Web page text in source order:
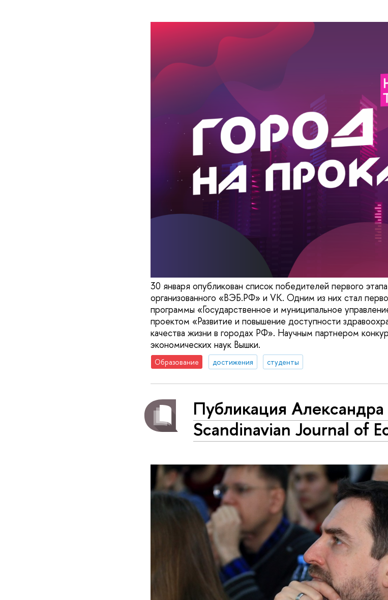
30 января опубликован список победителей первого
организованного «ВЭБ.РФ» и VK. Одним из них стал
программы «Государственное и муниципальное
проектом «Развитие и повышение доступности
качества жизни в городах РФ». Научным партнером
экономических наук Вышки.
Образование достижения студенты
Публикация Александра
Scandinavian Journal of